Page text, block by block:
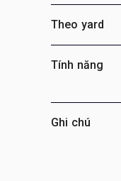
Theo yard
Tính năng
Ghi chú